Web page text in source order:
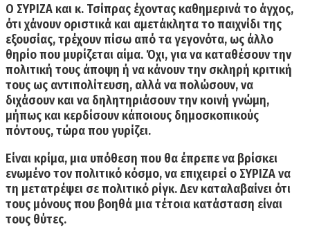
Ο ΣΥΡΙΖΑ και κ. Τσίπρας έχοντας καθημερινά το άγχος,
ότι χάνουν οριστικά και αμετάκλητα το παιχνίδι της
εξουσίας, τρέχουν πίσω από τα γεγονότα, ως άλλο
θηρίο που μυρίζεται αίμα. Όχι, για να καταθέσουν την
πολιτική τους άποψη ή να κάνουν την σκληρή κριτική
τους ως αντιπολίτευση, αλλάνα πολώσουν, να
διχάσουν και να δηλητηριάσουν την κοινή γνώμη,
μήπως και κερδίσουν κάποιους δημοσκοπικούς
πόντους, τώρα που γυρίζει.
Είναι κρίμα, μια υπόθεση που θα έπρεπε να βρίσκει
ενωμένο τον πολιτικό κόσμο, να επιχειρεί ο ΣΥΡΙΖΑ να
τη μετατρέψει σε πολιτικό ρίγκ. Δεν καταλαβαίνει ότι
τους μόνους που βοηθά μια τέτοια κατάσταση είναι
τους θύτες.